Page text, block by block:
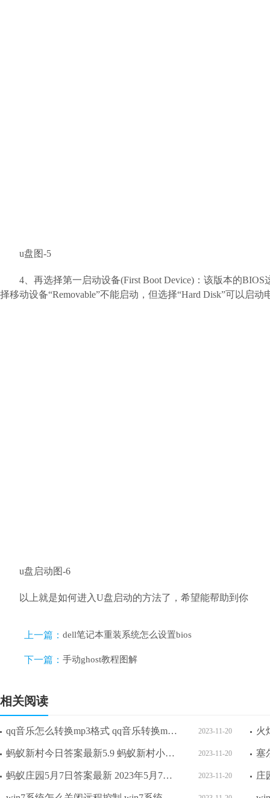
u盘图-5
4、再选择第一启动设备(First Boot Device)：该版本的
择移动设备“Removable”不能启动，但选择“Hard Disk”可以启动
u盘启动图-6
以上就是如何进入U盘启动的方法了，希望能帮助到你
上一篇： dell笔记本重装系统怎么设置bios
下一篇： 手动ghost教程图解
相关阅读
qq音乐怎么转换mp3格式 qq音乐转换mp3格式教程 2023-11-20
蚂蚁新村今日答案最新5.9 蚂蚁新村小课堂今日答案最新5月9日 2023-11-20
蚂蚁庄园5月7日答案最新 2023年5月7日蚂蚁庄园答案 2023-11-20